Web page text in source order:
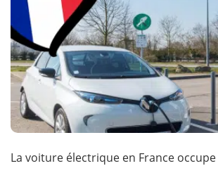
La voiture électrique en France